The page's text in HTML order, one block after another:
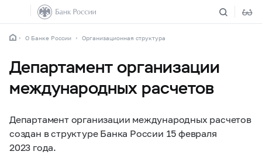
О Банке России Организационная структура
Департамент организации
международных расчетов
Департамент организации международных расчетов
создан в структуре Банка России 15 февраля
2023 года.